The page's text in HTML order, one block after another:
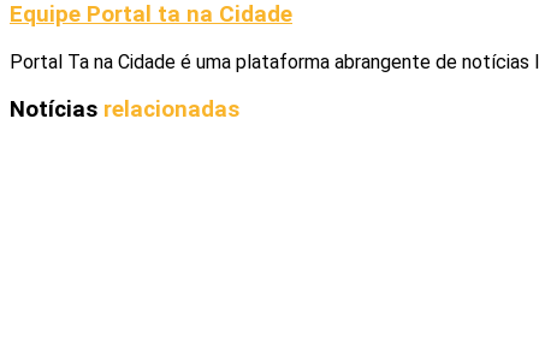
Equipe Portal ta na Cidade
Portal Ta na Cidade é uma plataforma abrangente de
Notícias relacionadas